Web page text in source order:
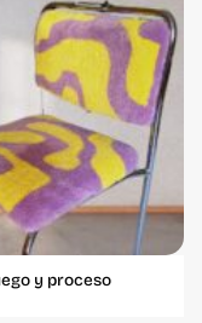
y proceso